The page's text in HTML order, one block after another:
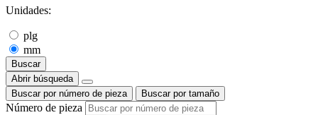
Unidades:
plg
mm
Buscar
Abrir búsqueda
Buscar por número de pieza
Buscar por tamaño
Número de pieza